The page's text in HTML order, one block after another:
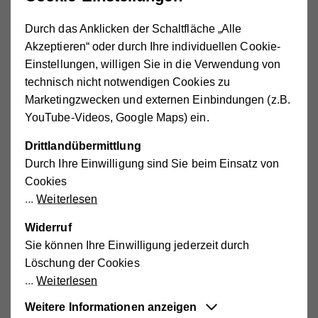
Spitz an der Donau
Stratzing
Weinzierl am Walde
Weißenkirchen in der Wachau
Die Kosten
Keine Angst vor den Kosten.
mobilen Pflege- und Betreuungsangebote sind sozial
gestaffelt und abhängig von Ihrem Haushaltseinkommen.
Die zu erwartenden Kosten können Sie mit unserem
Pflegekostenrechnerberechnen.
Wir sind für Sie da!
Durch das Anklicken der Schaltfläche „Alle
Akzeptieren“ oder durch Ihre individuellen Cookie-
Einstellungen, willigen Sie in die Verwendung von
technisch nicht notwendigen Cookies zu
Marketingzwecken und externen Einbindungen (z.B.
YouTube-Videos, Google Maps) ein.
Drittlandübermittlung
Durch Ihre Einwilligung sind Sie beim Einsatz von
Cookies
Weiterlesen
Widerruf
Sie können Ihre Einwilligung jederzeit durch
Löschung der Cookies
Weiterlesen
Weitere Informationen anzeigen